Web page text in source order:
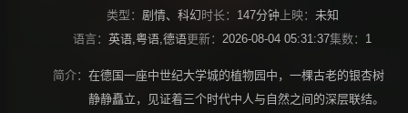
类型： 剧情、 科幻 时长： 147分钟上映： 未知
语言： 英语,粤语,德语更新： 2026-08-04 05:31:37集数： 1
简介： 在德国一座中世纪大学城的植物园中，一棵古老的银杏树
静静矗立，见证着三个时代中人与自然之间的深层联结。